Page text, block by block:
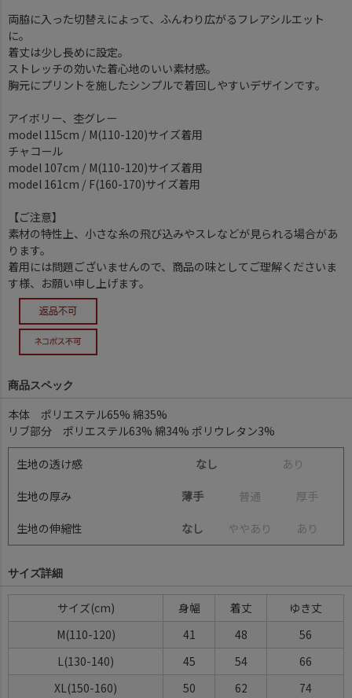
両脇に入った切替えによって、ふんわり広がるフレアシルエット
に。
着丈は少し長めに設定。
ストレッチの効いた着心地のいい素材感。
胸元にプリントを施したシンプルで着回しやすいデザインです。
アイボリー、杢グレー
model 115cm / M(110-120)サイズ着用
チャコール
model 107cm / M(110-120)サイズ着用
model 161cm / F(160-170)サイズ着用
【ご注意】
素材の特性上、小さな糸の飛び込みやスレなどが見られる場合があ
ります。
着用には問題ございませんので、商品の味としてご理解くださいま
す様、お願い申し上げます。
商品スペック
本体 ポリエステル65% 綿35%
リブ部分 ポリエステル63% 綿34% ポリウレタン3%
生地の透け感 なし あ り
生地の厚み 薄手 普通 厚手
生地の伸縮性 なし ややあ り あ り
サイズ詳細
サイズ(cm) 身幅 着丈
ゆき丈
M(110-120)
41 48
56
L(130-140)
45 54
66
XL(150-160)
50 62 74